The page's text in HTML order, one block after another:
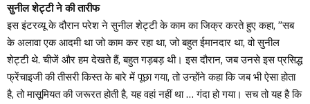
सुनील शेट्टी ने की तारीफ
इस इंटरव्यू के दौरान परेश ने सुनील शेट्टी के काम का जिक्र करते हुए कहा, ”सब
के अलावा एक आदमी था जो काम कर रहा था, जो बहुत ईमानदार था, वो सुनील
शेट्टी थे. चीजें और हम देखते हैं, बहुत गड़बड़ थी। इस दौरान, जब उनसे इस प्रसिद्ध
फ्रेंचाइजी की तीसरी किस्त के बारे में पूछा गया, तो उन्होंने कहा कि जब भी ऐसा होता
है, तो मासूमियत की जरूरत होती है, यह वहां नहीं था … गंदा हो गया। सच तो यह है कि